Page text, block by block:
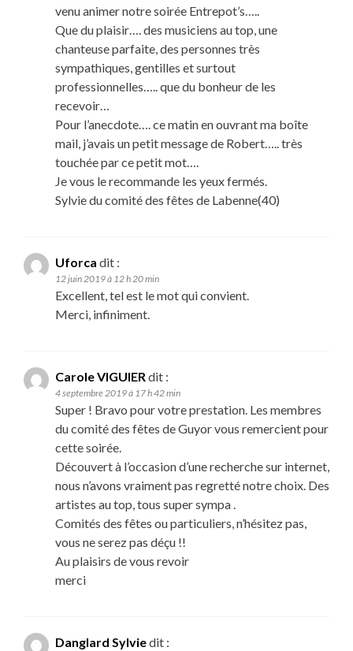
venu animer notre soirée Entrepot’s…..
Que du plaisir…. des musiciens au top, une
chanteuse parfaite, des personnes très
sympathiques, gentilles et surtout
professionnelles….. que du bonheur de les
recevoir…
Pour l’anecdote…. ce matin en ouvrant ma boîte
mail, j’avais un petit message de Robert….. très
touchée par ce petit mot….
Je vous le recommande les yeux fermés.
Sylvie du comité des fêtes de Labenne(40)
Uforca dit :
12 juin 2019 à 12 h 20 min
Excellent, tel est le mot qui convient.
Merci, infiniment.
Carole VIGUIERdit :
4 septembre 2019 à 17 h 42 min
Super ! Bravo pour votre prestation. Les membres
du comité des fêtes de Guyor vous remercient pour
cette soirée.
Découvert à l’occasion d’une recherche sur internet,
nous n’avons vraiment pas regretté notre choix. Des
artistes au top, tous super sympa .
Comités des fêtes ou particuliers, n’hésitez pas,
vous ne serez pas déçu !!
Au plaisirs de vous revoir
merci
Danglard Sylviedit :